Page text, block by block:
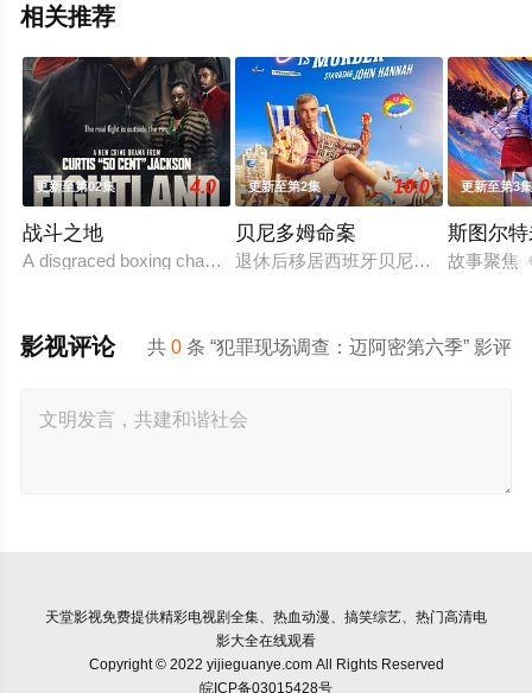
相关推荐
更新至第02集 4.0
战斗之地
A disgraced boxing champion is released from prison and returns
更新至第2集 10.0
贝尼多姆命案
退休后移居西班牙贝尼多姆经营酒吧
更新至第3
斯图尔
故事聚焦
共0 条 “犯罪现场调查：迈阿密第六季” 影评
影视评论
天堂影视免费提供精彩电视剧全集、热血动漫、搞笑综艺、热门高清电
影大全在线观看
Copyright © 2022 yijieguanye.com All Rights Reserved
皖ICP备03015428号